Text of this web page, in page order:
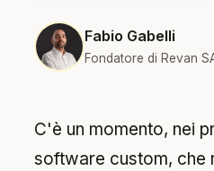
Fabio Gabelli
Fondatore di Revan
C'è un momento, nei
software custom, che